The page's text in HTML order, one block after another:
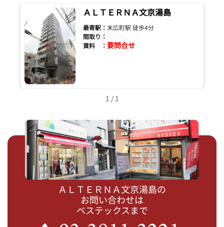
ＡＬＴＥＲＮＡ文京湯島
最寄駅： 末広町駅 徒歩4分
間取り：
賃料 ： 要問合せ
1 / 1
ＡＬＴＥＲＮＡ文京湯島の
お問い合わせは
ベステックスまで